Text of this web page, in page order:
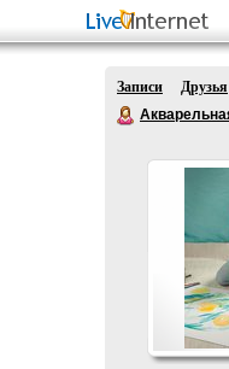
Записи Друзья